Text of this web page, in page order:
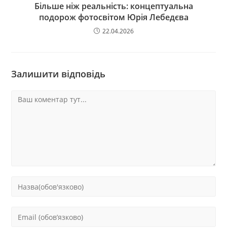
Більше ніж реальність: концептуальна
подорож фотосвітом Юрія Лебедєва
22.04.2026
Залишити відповідь